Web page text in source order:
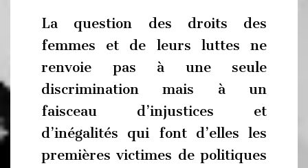
La question des droits des
femmes et de leurs luttes ne
renvoie pas à une seule
discrimination mais à un
faisceau d’injustices et
d’inégalités qui font d’elles les
premières victimes de politiques